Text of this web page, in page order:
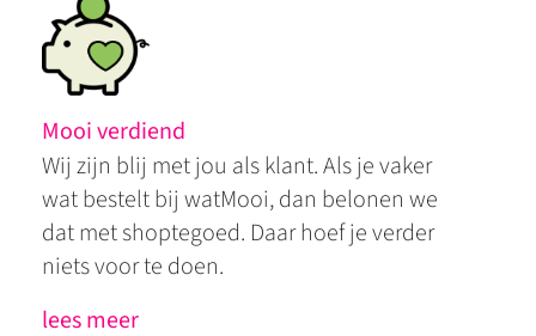
Mooi verdiend
Wij zijn blij met jou als klant. Als je vaker
wat bestelt bij watMooi, dan belonen we
dat met shoptegoed. Daar hoef je verder
niets voor te doen.
lees meer